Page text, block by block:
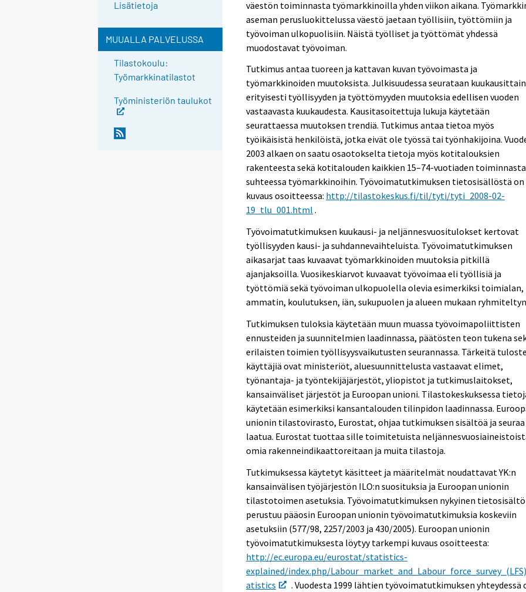
Lisätietoja
MUUALLA PALVELUSSA
Tilastokoulu:
Työmarkkinatilastot
Työministeriön taulukot
väestön toiminnasta työmarkkinoilla yhden viikon aikana.
aseman perusluokittelussa väestö jaetaan työllisiin, työttömiin ja
työvoiman ulkopuolisiin. Näistä työlliset ja työttömät yhdessä
muodostavat työvoiman.
Tutkimus antaa tuoreen ja kattavan kuvan työvoimasta ja
työmarkkinoiden muutoksista. Julkisuudessa seurataan kuukausittain
erityisesti työllisyyden ja työttömyyden muutoksia edellisen vuoden
vastaavasta kuukaudesta. Kausitasoitettuja lukuja käytetään
seurattaessa muutoksen trendiä. Tutkimus antaa tietoa myös
työikäisistä henkilöistä, jotka eivät ole työssä tai työnhakijoina.
2003 alkaen on saatu osaotokselta tietoja myös kotitalouksien
rakenteesta sekä kotitalouden kaikkien 15–74-vuotiaden toiminnasta
suhteessa työmarkkinoihin. Työvoimatutkimuksen tietosisällöstä on
kuvaus osoitteessa: http://tilastokeskus.fi/til/tyti/tyti_2008-02-
19_tlu_001.html .
Työvoimatutkimuksen kuukausi- ja neljännesvuositulokset kertovat
työllisyyden kausi- ja suhdannevaihteluista. Työvoimatutkimuksen
aikasarjat taas kuvaavat työmarkkinoiden muutoksia pitkillä
ajanjaksoilla. Vuosikeskiarvot kuvaavat työvoimaa eli työllisiä ja
työttömiä sekä työvoiman ulkopuolella olevia esimerkiksi toimialan,
ammatin, koulutuksen, iän, sukupuolen ja alueen mukaan
Tutkimuksen tuloksia käytetään muun muassa työvoimapoliittisten
ennusteiden ja suunnitelmien laadinnassa, päätösten teon tukena
erilaisten toimien työllisyysvaikutusten seurannassa. Tärkeitä
käyttäjiä ovat ministeriöt, aluesuunnittelusta vastaavat elimet,
työnantaja- ja työntekijäjärjestöt, yliopistot ja tutkimuslaitokset,
kansainväliset järjestöt ja Euroopan unioni. Tilastokeskuksessa
käytetään esimerkiksi kansantalouden tilinpidon laadinnassa.
unionin tilastovirasto, Eurostat, ohjaa tutkimuksen sisältöä ja seuraa
laatua. Eurostat tuottaa sille toimitetuista
omia rakenneindikaattoreitaan ja muita tilastoja.
Tutkimuksessa käytetyt käsitteet ja määritelmät noudattavat YK:n
kansainvälisen työjärjestön ILO:n suosituksia ja Euroopan unionin
tilastotoimen asetuksia. Työvoimatutkimuksen nykyinen tietosisältö
perustuu pääosin Euroopan unionin työvoimatutkimuksia koskeviin
asetuksiin (577/98, 2257/2003 ja 430/2005). Euroopan unionin
työvoimatutkimuksesta löytyy tarkempi kuvaus osoitteesta:
http://ec.europa.eu/eurostat/statistics-
explained/index.php/
atistics
. Vuodesta 1999 lähtien työvoimatutkimuksen yhteydessä